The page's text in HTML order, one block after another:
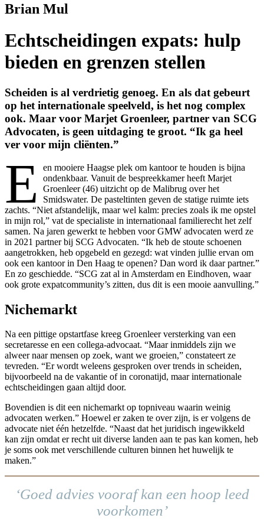
Brian Mul
Echtscheidingen expats: hulp
bieden en grenzen stellen
Scheiden is al verdrietig genoeg. En als dat gebeurt
op het internationale speelveld, is het nog complex
ook. Maar voor Marjet Groenleer, partner van SCG
Advocaten, is geen uitdaging te groot. “Ik ga heel
ver voor mijn cliënten.”
E
en mooiere Haagse plek om kantoor te houden is bijna
ondenkbaar. Vanuit de bespreekkamer heeft Marjet
Groenleer (46) uitzicht op de Malibrug over het
Smidswater. De pasteltinten geven de statige ruimte iets
zachts. “Niet afstandelijk, maar wel kalm: precies zoals ik me opstel
in mijn rol,” vat de specialiste in internationaal familierecht het zelf
samen. Na jaren gewerkt te hebben voor GMW advocaten werd ze
in 2021 partner bij SCG Advocaten. “Ik heb de stoute schoenen
aangetrokken, heb opgebeld en gezegd: wat vinden jullie ervan om
ook een kantoor in Den Haag te openen? Dan word ik daar partner.”
En zo geschiedde. “SCG zat al in Amsterdam en Eindhoven, waar
ook grote expatcommunity’s zitten, dus dit is een mooie aanvulling.”
Nichemarkt
Na een pittige opstartfase kreeg Groenleer versterking van een
secretaresse en een collega-advocaat. “Maar inmiddels zijn we
alweer naar mensen op zoek, want we groeien,” constateert ze
tevreden. “Er wordt weleens gesproken over trends in scheiden,
bijvoorbeeld na de vakantie of in coronatijd, maar internationale
echtscheidingen gaan altijd door.
Bovendien is dit een nichemarkt op topniveau waarin weinig
advocaten werken.” Hoewel er zaken te over zijn, is er volgens de
advocate niet één hetzelfde. “Naast dat het juridisch ingewikkeld
kan zijn omdat er recht uit diverse landen aan te pas kan komen, heb
je soms ook met verschillende culturen binnen het huwelijk te
maken.”
‘Goed advies vooraf kan een hoop leed
voorkomen’